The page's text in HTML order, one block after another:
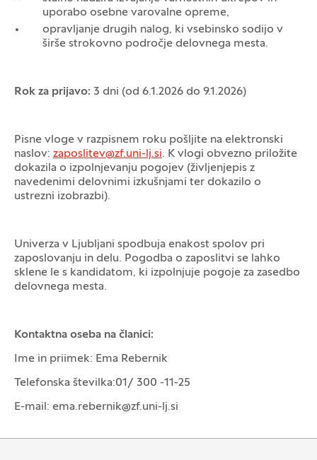
uporabo osebne varovalne opreme,
opravljanje drugih nalog, ki vsebinsko sodijo v
širše strokovno področje delovnega mesta.
Rok za prijavo: 3 dni (od 6.1.2026 do 9.1.2026)
Pisne vloge v razpisnem roku pošljite na elektronski
naslov: zaposlitev@zf.uni-lj.si. K vlogi obvezno priložite
dokazila o izpolnjevanju pogojev (življenjepis z
navedenimi delovnimi izkušnjami ter dokazilo o
ustrezni izobrazbi).
Univerza v Ljubljani spodbuja enakost spolov pri
zaposlovanju in delu. Pogodba o zaposlitvi se lahko
sklene le s kandidatom, ki izpolnjuje pogoje za zasedbo
delovnega mesta.
Kontaktna oseba na članici:
Ime in priimek: Ema Rebernik
Telefonska številka:01/ 300 -11-25
E-mail: ema.rebernik@zf.uni-lj.si